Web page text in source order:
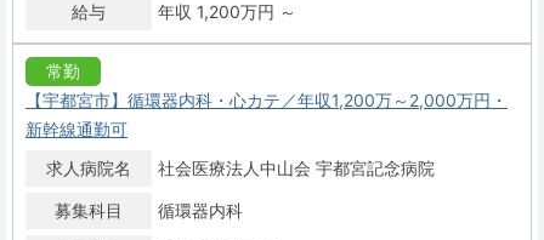
給与 年収 1,200万円 ～
常勤
【宇都宮市】循環器内科・心カテ／年収1,200万～2,000万円・
新幹線通勤可
求人病院名
社会医療法人中山会 宇都宮記念病院
募集科目 循環器内科